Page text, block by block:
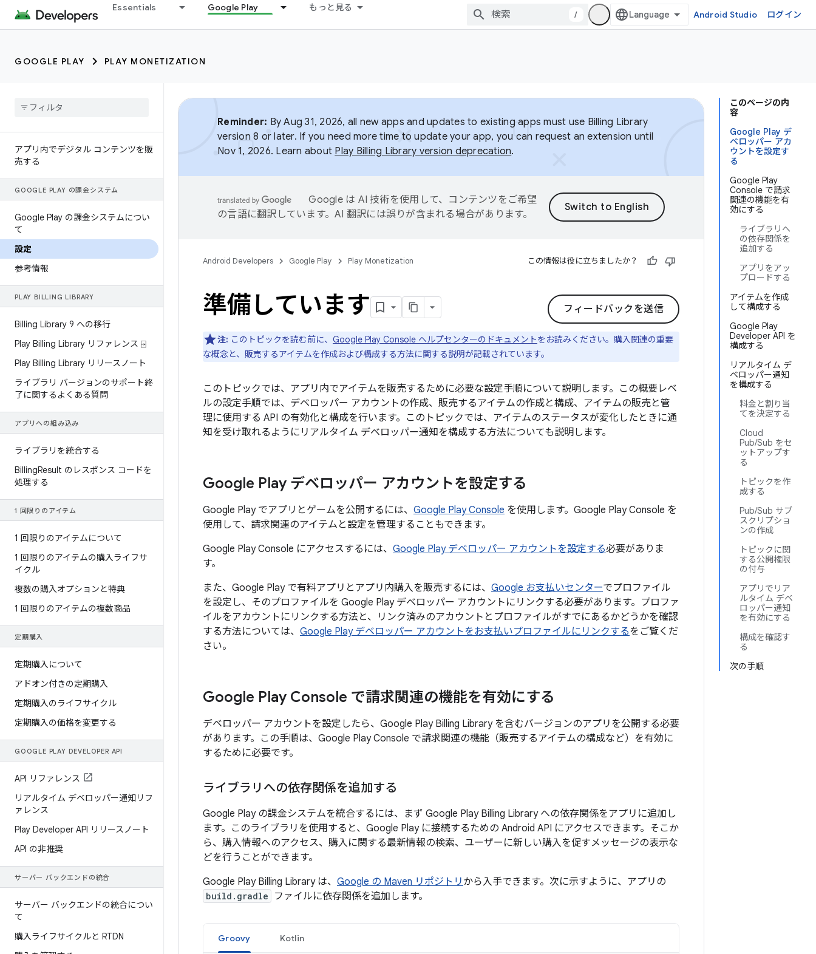
Essentials Google Play もっと見る
/ Android Studio ログイン
GOOGLE PLAY PLAY MONETIZATION
アプリ内でデジタル コンテンツを販
売する
GOOGLE PLAY の課金システム
Google Play の課金システムについ
て
設定
参考情報
PLAY BILLING LIBRARY
Billing Library 9 への移行
Play Billing Library リファレンス ⍈
Play Billing Library リリースノート
ライブラリ バージョンのサポート終
了に関するよくある質問
アプリへの組み込み
ライブラリを統合する
BillingResult のレスポンス コードを
処理する
1 回限りのアイテム
1 回限りのアイテムについて
1 回限りのアイテムの購入ライフサ
イクル
複数の購入オプションと特典
1 回限りのアイテムの複数商品
定期購入
定期購入について
アドオン付きの定期購入
定期購入のライフサイクル
定期購入の価格を変更する
GOOGLE PLAY DEVELOPER API
API リファレンス
リアルタイム デベロッパー通知リフ
ァレンス
Play Developer API リリースノート
API の非推奨
サーバー バックエンドの統合
サーバー バックエンドの統合につい
て
購入ライフサイクルと RTDN
このページの内
容
Google Play デ
ベロッパー アカ
ウントを設定す
る
Google Play
Console で請求
関連の機能を有
効にする
ライブラリへ
の依存関係を
追加する
アプリをアッ
プロードする
アイテムを作成
して構成する
Google Play
Developer API を
構成する
リアルタイム デ
ベロッパー通知
を構成する
料金と割り当
てを決定する
Cloud
Pub/Sub をセ
ットアップす
る
トピックを作
成する
Pub/Sub サブ
スクリプショ
ンの作成
トピックに関
する公開権限
の付与
アプリでリア
ルタイム デベ
ロッパー通知
を有効にする
構成を確認す
る
次の手順
Reminder: By Aug 31, 2026, all new apps and updates to existing apps must use Billing Library
version 8 or later. If you need more time to update your app, you can request an extension until
Nov 1, 2026. Learn about Play Billing Library version deprecation.
Google は AI 技術を使用して、コンテンツをご希望
の言語に翻訳しています。AI 翻訳には誤りが含まれる場合があります。
Android Developers Google Play Play Monetization この情報は役に立ちましたか？
フィードバックを送信
準備しています
注: このトピックを読む前に、 Google Play Console ヘルプセンターのドキュメントをお読みください。購入関連の重要
な概念と、販売するアイテムを作成および構成する方法に関する説明が記載されています。
このトピックでは、アプリ内でアイテムを販売するために必要な設定手順について説明します。この概要レベ
ルの設定手順では、デベロッパー アカウントの作成、販売するアイテムの作成と構成、アイテムの販売と管
理に使用する API の有効化と構成を行います。このトピックでは、アイテムのステータスが変化したときに通
知を受け取れるようにリアルタイム デベロッパー通知を構成する方法についても説明します。
Google Play デベロッパー アカウントを設定する
Google Play でアプリとゲームを公開するには、 Google Play Console を使用します。Google Play Console を
使用して、請求関連のアイテムと設定を管理することもできます。
Google Play Console にアクセスするには、 Google Play デベロッパー アカウントを設定する必要がありま
す。
また、Google Play で有料アプリとアプリ内購入を販売するには、 Google お支払いセンターでプロファイル
を設定し、そのプロファイルを Google Play デベロッパー アカウントにリンクする必要があります。プロファ
イルをアカウントにリンクする方法と、リンク済みのアカウントとプロファイルがすでにあるかどうかを確認
する方法については、 Google Play デベロッパー アカウントをお支払いプロファイルにリンクするをご覧くだ
さい。
Google Play Console で請求関連の機能を有効にする
デベロッパー アカウントを設定したら、Google Play Billing Library を含むバージョンのアプリを公開する必要
があります。この手順は、Google Play Console で請求関連の機能（販売するアイテムの構成など）を有効に
するために必要です。
ライブラリへの依存関係を追加する
Google Play の課金システムを統合するには、まず Google Play Billing Library への依存関係をアプリに追加し
ます。このライブラリを使用すると、Google Play に接続するための Android API にアクセスできます。そこか
ら、購入情報へのアクセス、購入に関する最新情報の検索、ユーザーに新しい購入を促すメッセージの表示な
どを行うことができます。
Google Play Billing Library は、 Google の Maven リポジトリ から入手できます。次に示すように、アプリの
build.gradle ファイルに依存関係を追加します。
Groovy Kotlin